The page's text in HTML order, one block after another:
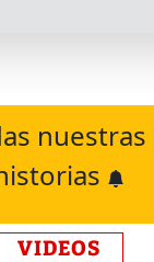
VIDEOS